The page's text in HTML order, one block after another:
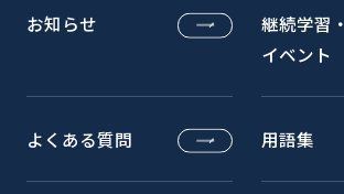
お知らせ
継続学習・
イベント
よくある質問 用語集